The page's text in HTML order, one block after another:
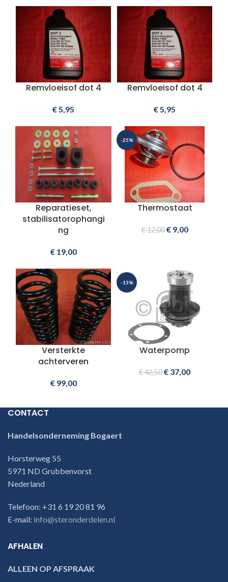
Remvloeisof dot 4
€5,95
Remvloeisof dot 4
€5,95
Reparatieset,
stabilisatorophangi
ng
€19,00
-25%
Thermostaat
€12,00 €9,00
Versterkte
achterveren
€99,00
-13%
Waterpomp
€42,50€ 37,00
CONTACT
Handelsonderneming Bogaert
Horsterweg 55
5971 ND Grubbenvorst
Nederland
Telefoon: +31 6 19 20 81 96
E-mail: info@steronderdelen.nl
AFHALEN
ALLEEN OP AFSPRAAK